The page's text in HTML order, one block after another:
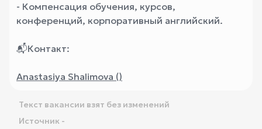
- Компенсация обучения, курсов,
конференций, корпоративный английский.
📬Контакт:
Anastasiya Shalimova ()
Текст вакансии взят без изменений
Источник -